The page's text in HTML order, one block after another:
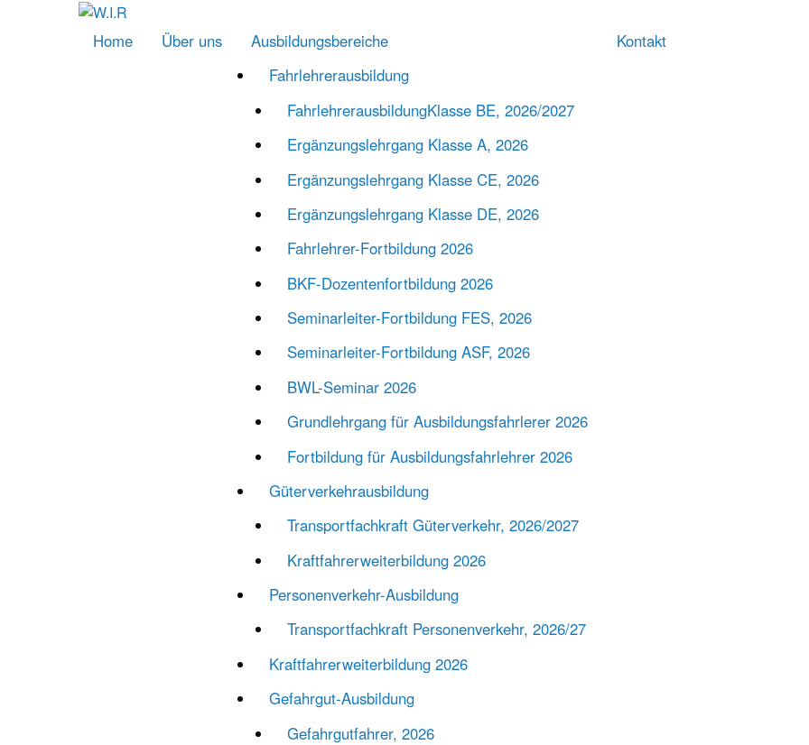
Home Über uns
Ausbildungs­bereiche
Fahr­lehrer­ausbildung
Fahrlehrer­ausbildungKlasse BE, 2026/2027
Ergänzungs­lehrgang Klasse A, 2026
Ergänzungs­lehrgang Klasse CE, 2026
Ergänzungslehrgang Klasse DE, 2026
Fahrlehrer-Fortbildung 2026
BKF-Dozenten­fortbildung 2026
Seminarleiter-Fortbildung FES, 2026
Seminarleiter-Fortbildung ASF, 2026
BWL-Seminar 2026
Grundlehrgang für Ausbildungsfahrlerer 2026
Fortbildung für Ausbildungsfahrlehrer 2026
Güterverkehr­ausbildung
Transport­fachkraft Güterverkehr, 2026/2027
Kraftfahrer­weiterbildung 2026
Personen­verkehr-Ausbildung
Transportfachkraft Personenverkehr, 2026/27
Kraftfahrer­weiterbildung 2026
Gefahr­gut-Ausbildung
Gefahrgut­fahrer, 2026
Kontakt